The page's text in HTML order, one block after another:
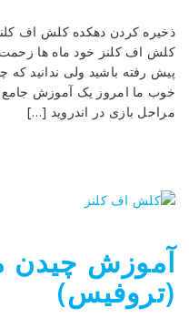
ذخیره کردن دهکده کلش اف
کلش اف کلنز خود ماه ها
پیش رفته باشید ولی ندانید
خوب ما امروز یک آموزش جامع
مراحل بازی در اندروید […]
آموزش چیدن
(تروفیس)